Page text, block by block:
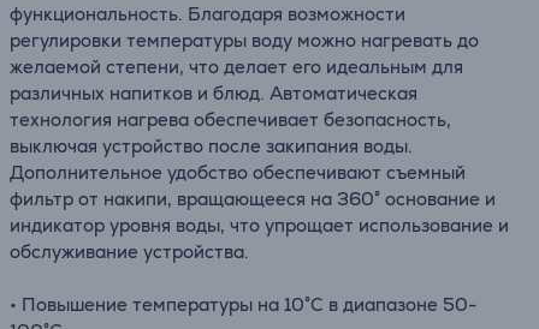
функциональность. Благодаря возможности
регулировки температуры воду можно нагревать до
желаемой степени, что делает его идеальным для
различных напитков и блюд. Автоматическая
технология нагрева обеспечивает безопасность,
выключая устройство после закипания воды.
Дополнительное удобство обеспечивают съемный
фильтр от накипи, вращающееся на 360° основание и
индикатор уровня воды, что упрощает использование и
обслуживание устройства.
• Повышение температуры на 10°C в диапазоне 50-